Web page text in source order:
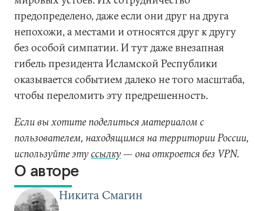
предопределено, даже если они друг на друга
непохожи, а местами и относятся друг к другу
без особой симпатии. И тут даже внезапная
гибель президента Исламской Республики
оказывается событием далеко не того масштаба,
чтобы переломить эту предрешенность.
Если вы хотите поделиться материалом с
пользователем, находящимся на территории России,
используйте этуссылку— она откроется без VPN.
О авторе
Никита Смагин